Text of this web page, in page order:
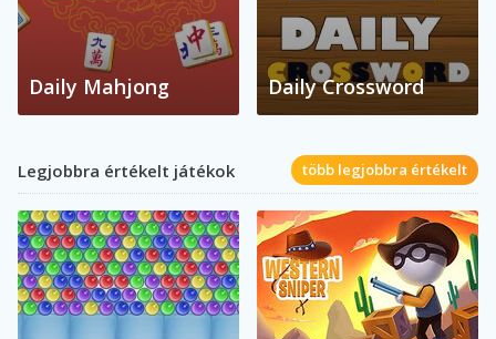
Daily Mahjong Daily Crossword
Legjobbra értékelt játékok több legjobbra értékelt